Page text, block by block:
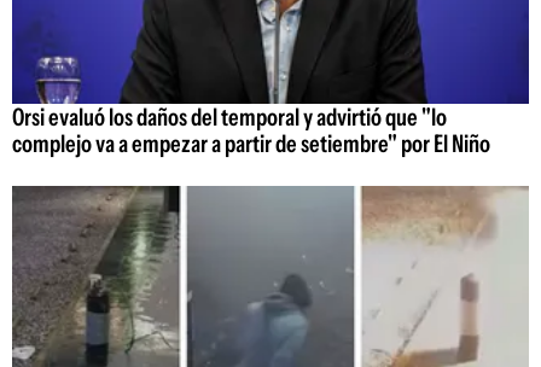
Orsi evaluó los daños del temporal y advirtió que "lo
complejo va a empezar a partir de setiembre" por El Niño